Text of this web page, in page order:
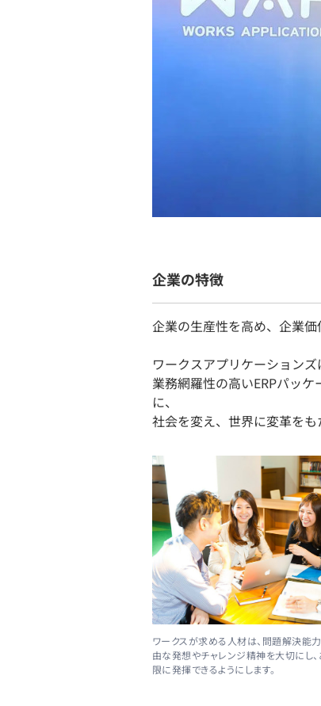
企業の特徴
企業の生産性を高め、企業
ワークスアプリケーション
業務網羅性の高いERPパッ
に、
社会を変え、世界に変革をも
ワークスが求める人材は、問題解決能
由な発想やチャレンジ精神を大切にし
限に発揮できるようにします。